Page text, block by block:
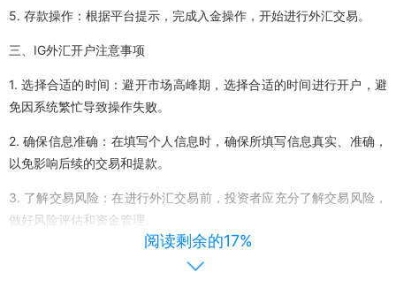
5. 存款操作：根据平台提示，完成入金操作，开始进行外汇交易。
三、IG外汇开户注意事项
1. 选择合适的时间：避开市场高峰期，选择合适的时间进行开户，避
免因系统繁忙导致操作失败。
2. 确保信息准确：在填写个人信息时，确保所填写信息真实、准确，
以免影响后续的交易和提款。
3. 了解交易风险：在进行外汇交易前，投资者应充分了解交易风险，
做好风险评估和资金管理。
4. 遵守平台规定：投资者在IG平台上进行交易时，应遵守平台规定，
阅读剩余的17%